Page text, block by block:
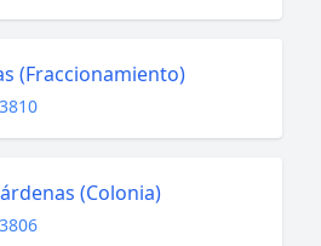
(Fraccionamiento)
(Colonia)